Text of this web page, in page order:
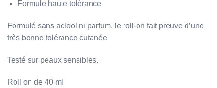
Formule haute tolérance
Formulé sans aclool ni parfum, le roll-on fait preuve d’une
très bonne tolérance cutanée.
Testé sur peaux sensibles.
Roll on de 40 ml